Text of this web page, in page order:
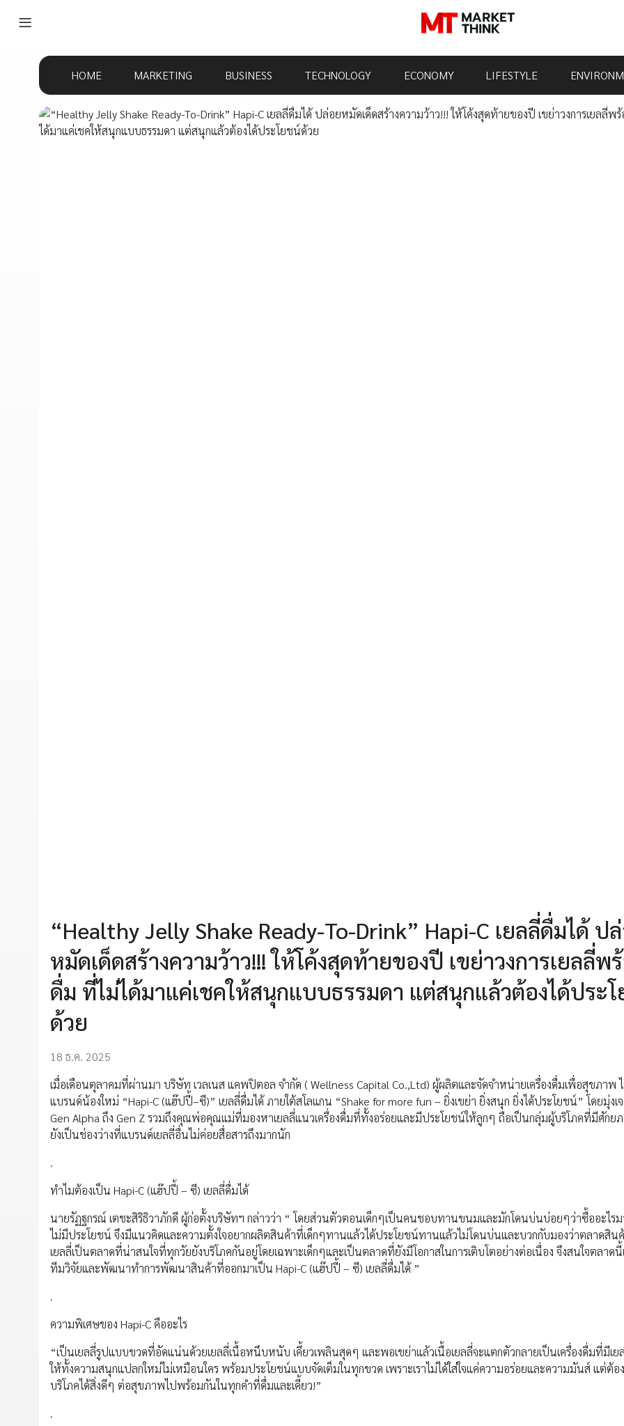
HOME MARKETING BUSINESS TECHNOLOGY ECONOMY LIFESTYLE
“Healthy Jelly Shake Ready-To-Drink” Hapi-C เยลลี่ดื่มได้ ป
หมัดเด็ดสร้างความว้าว!!! ให้โค้งสุดท้ายของปี เขย่าวงการเยลลี่พ
ดื่ม ที่ไม่ได้มาแค่เชคให้สนุกแบบธรรมดา แต่สนุกแล้วต้องได้ประ
ด้วย
18 ธ.ค. 2025
เมื่อเดือนตุลาคมที่ผ่านมา บริษัท เวลเนส แคพปิตอล จำกัด ( Wellness Capital Co.,Ltd) ผู้ผลิตและจัดจำหน่ายเครื่องดื่มเพื่อสุขภาพ
แบรนด์น้องใหม่ “Hapi-C (แฮ๊ปปี้–ซี)” เยลลี่ดื่มได้ ภายใต้สโลแกน “Shake for more fun – ยิ่งเขย่า ยิ่งสนุก ยิ่งได้ประโยชน์” โดยมุ่งเ
Gen Alpha ถึง Gen Z รวมถึงคุณพ่อคุณแม่ที่มองหาเยลลี่แนวเครื่องดื่มที่ทั้งอร่อยและมีประโยชน์ให้ลูกๆ ถือเป็นกลุ่มผู้บริโภคที่มีศักย
ยังเป็นช่องว่างที่แบรนด์เยลลี่อื่นไม่ค่อยสื่อสารถึงมากนัก
.
ทำไมต้องเป็น Hapi-C (แฮ๊ปปี้ – ซี) เยลลี่ดื่มได้
นายรัฏฐกรณ์ เตชะสิริธิวาภักดี ผู้ก่อตั้งบริษัทฯ กล่าวว่า “ โดยส่วนตัวตอนเด็กๆเป็นคนชอบทานขนมและมักโดนบ่นบ่อยๆว่าซื้ออะไร
ไม่มีประโยชน์ จึงมีแนวคิดและความตั้งใจอยากผลิตสินค้าที่เด็กๆทานแล้วได้ประโยชน์ทานแล้วไม่โดนบ่นและบวกกับมองว่าตลาดสิน
เยลลี่เป็นตลาดที่น่าสนใจที่ทุกวัยยังบริโภคกันอยู่โดยเฉพาะเด็กๆและเป็นตลาดที่ยังมีโอกาสในการเติบโตอย่างต่อเนื่อง จึงสนใจตลาด
ทีมวิจัยและพัฒนาทำการพัฒนาสินค้าที่ออกมาเป็น Hapi-C (แฮ๊ปปี้ – ซี) เยลลี่ดื่มได้ ”
.
ความพิเศษของ Hapi-C คืออะไร
“เป็นเยลลี่รูปแบบขวดที่อัดแน่นด้วยเยลลี่เนื้อหนึบหนับ เคี้ยวเพลินสุดๆ และพอเขย่าแล้วเนื้อเยลลี่จะแตกตัวกลายเป็นเครื่องดื่มที่มีเ
ให้ทั้งความสนุกแปลกใหม่ไม่เหมือนใคร พร้อมประโยชน์แบบจัดเต็มในทุกขวด เพราะเราไม่ได้ใส่ใจแค่ความอร่อยและความมันส์ แต่ต้อ
บริโภคได้สิ่งดีๆ ต่อสุขภาพไปพร้อมกันในทุกคำที่ดื่มและเคี้ยว!”
.